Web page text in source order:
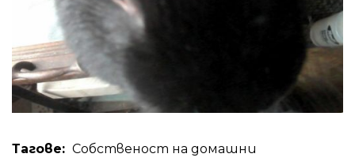
Тагове: Собственост на домашни